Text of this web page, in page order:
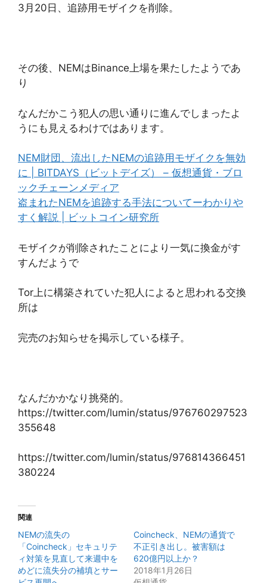
3月20日、追跡用モザイクを削除。
その後、NEMはBinance上場を果たしたようであ
り
なんだかこう犯人の思い通りに進んでしまったよ
うにも見えるわけではあります。
NEM財団、流出したNEMの追跡用モザイクを無効
に | BITDAYS（ビットデイズ） – 仮想通貨・ブロ
ックチェーンメディア
盗まれたNEMを追跡する手法についてーわかりや
すく解説 | ビットコイン研究所
モザイクが削除されたことにより一気に換金がす
すんだようで
Tor上に構築されていた犯人によると思われる交換
所は
完売のお知らせを掲示している様子。
なんだかかなり挑発的。
https://twitter.com/lumin/status/976760297523
355648
https://twitter.com/lumin/status/976814366451
380224
関連
NEMの流失の
「Coincheck」セキュリテ
ィ対策を見直して来週中を
めどに流失分の補填とサー
Coincheck、NEMの通貨で
不正引き出し。被害額は
620億円以上か？
2018年1月26日